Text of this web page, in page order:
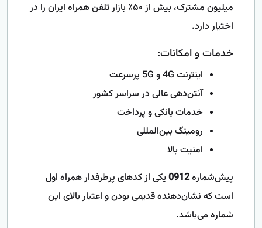
میلیون مشترک، بیش از ۵۰٪ بازار تلفن همراه ایران را در
اختیار دارد.
خدمات و امکانات:
اینترنت 4G و 5G پرسرعت
آنتن‌دهی عالی در سراسر کشور
خدمات بانکی و پرداخت
رومینگ بین‌المللی
امنیت بالا
پیش‌شماره0912یکی از کدهای پرطرفدار همراه اول
است که نشان‌دهنده قدیمی بودن و اعتبار بالای این
شماره می‌باشد.